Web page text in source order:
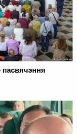
пасвячэння